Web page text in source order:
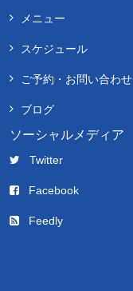
メニュー
スケジュール
ご予約・お問い合わせ
ブログ
ソーシャルメディア
Twitter
Facebook
Feedly